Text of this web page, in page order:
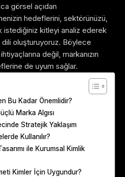
görsel açıdan
hedeflerini, sektörünüzü,
istediğiniz kitleyi analiz ederek
dili oluşturuyoruz. Böylece
değil, markanızın
de uyum sağlar.
Bu Kadar Önemlidir?
Marka Algısı
Stratejik Yaklaşım
Kullanılır?
ile Kurumsal Kimlik
Kimler İçin Uygundur?